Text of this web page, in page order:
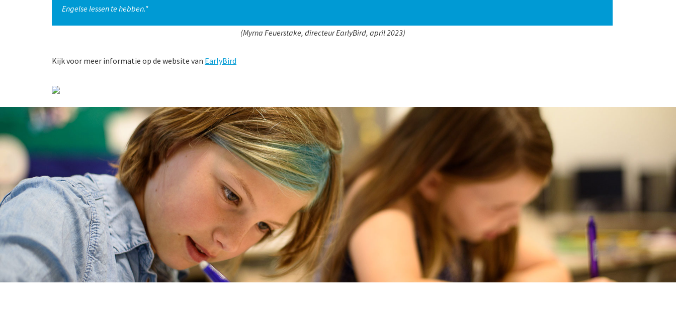
Engelse lessen te hebben."
(Myrna Feuerstake, directeur EarlyBird, april 2023)
Kijk voor meer informatie op de website van EarlyBird